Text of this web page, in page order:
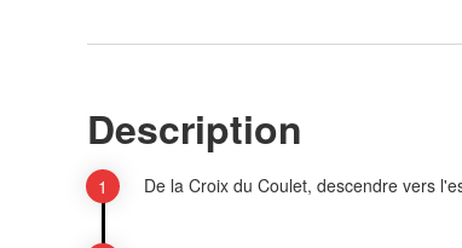
Description
De la Croix du Coulet, descendre vers